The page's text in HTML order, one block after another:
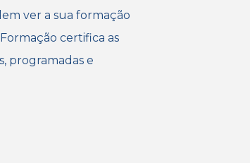
ver a sua formação
certifica as
programadas e